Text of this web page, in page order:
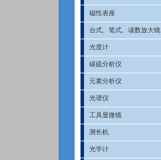
磁性表座
台式、笔式、读数放大镜
光度计
碳硫分析仪
元素分析仪
光谱仪
工具显微镜
测长机
光学计